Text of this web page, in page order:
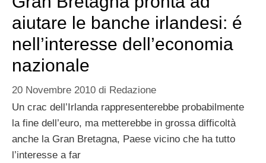
aiutare le banche irlandesi: é
nell’interesse dell’economia
nazionale
20 Novembre 2010 di Redazione
Un crac dell’Irlanda rappresenterebbe probabilmente
la fine dell’euro, ma metterebbe in grossa difficoltà
anche la Gran Bretagna, Paese vicino che ha tutto
l’interesse a far